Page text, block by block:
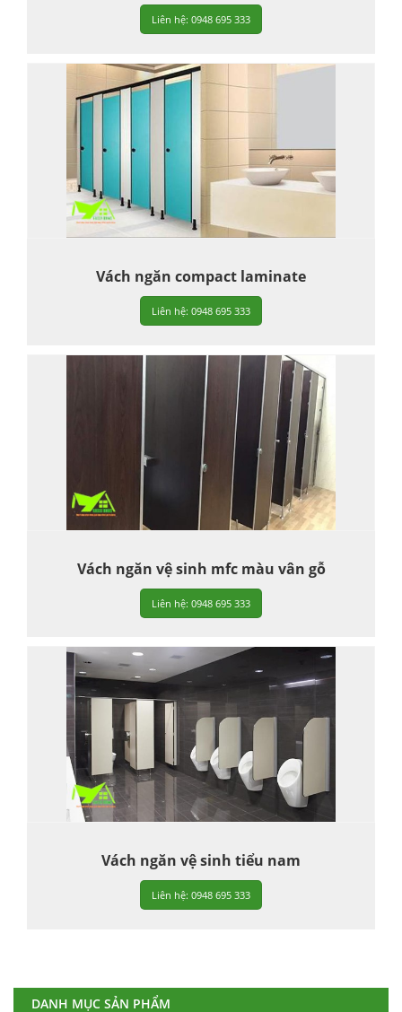
Liên hệ: 0948 695 333
Vách ngăn compact laminate
Liên hệ: 0948 695 333
Vách ngăn vệ sinh mfc màu vân gỗ
Liên hệ: 0948 695 333
Vách ngăn vệ sinh tiểu nam
Liên hệ: 0948 695 333
DANH MỤC SẢN PHẨM